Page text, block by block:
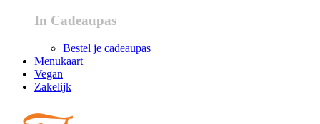
In Cadeaupas
Bestel je cadeaupas
Menukaart
Vegan
Zakelijk